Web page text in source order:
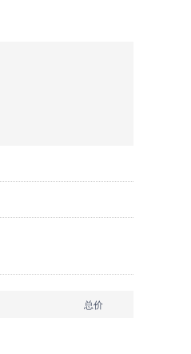
总价